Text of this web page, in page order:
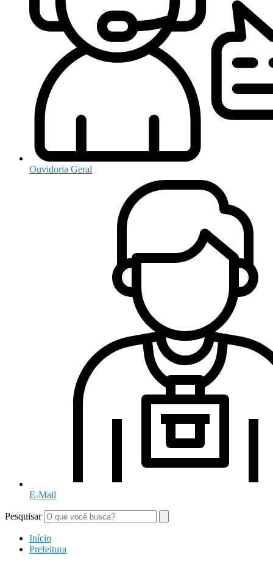
Ouvidoria Geral
E-Mail
Pesquisar
Início
Prefeitura